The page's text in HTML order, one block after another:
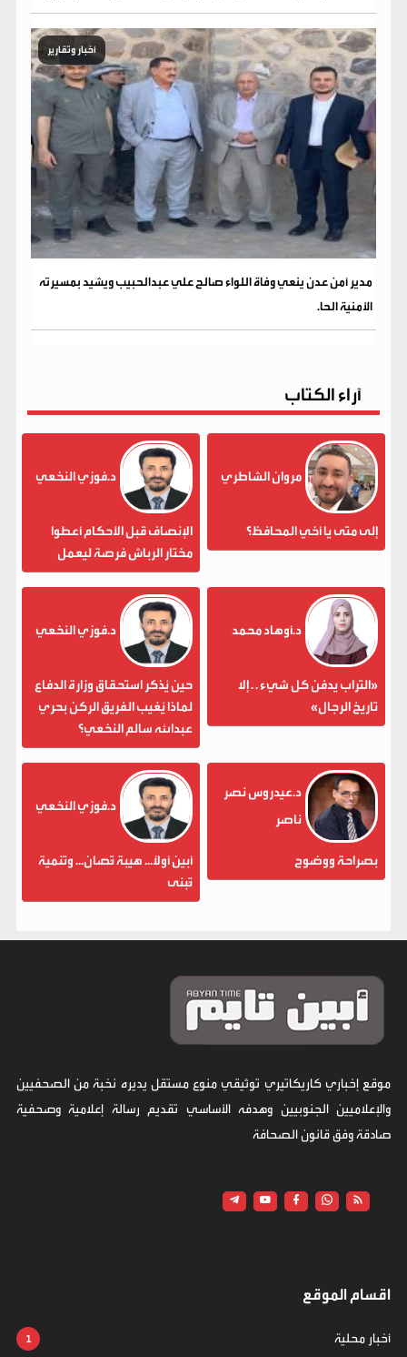
أخبار وتقارير
مدير أمن عدن ينعي وفاة اللواء صالح علي عبدالحبيب ويشيد بمسيرته
الأمنية الحا.
آراء الكتاب
مروان الشاطري
إلى متى يا أخي المحافظ؟
د.فوزي النخعي
الإنصاف قبل الأحكام أعطوا
مختار الرباش فرصة ليعمل
د.أوهاد محمد
«التراب يدفن كل شيء . . إلا
تاريخ الرجال»
د.فوزي النخعي
حين يُذكر استحقاق وزارة الدفاع
لماذا يُغيب الفريق الركن بحري
عبدالله سالم النخعي؟
د.عيدروس نصر
ناصر
بصراحة ووضوح
د.فوزي النخعي
أبين أولاً... هيبة تُصان... وتنمية
تُبنى
موقع إخباري كاريكاتيري توثيقي منوع مستقل يديره نخبة من الصحفيين
والإعلاميين الجنوبيين وهدفه الأساسي تقديم رسالة إعلامية وصحفية
صادقة وفق قانون الصحافة
اقسام الموقع
أخبار محلية